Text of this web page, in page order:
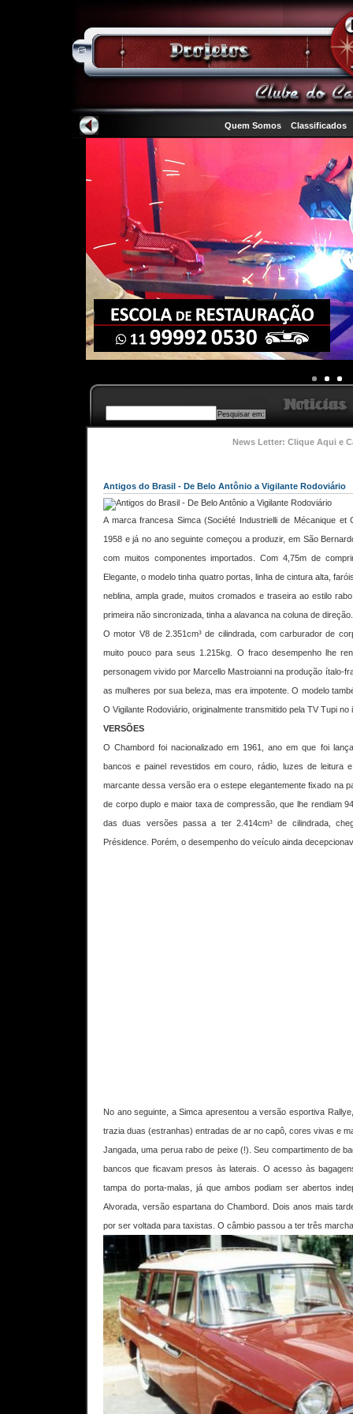
Quem Somos Classificados
News Letter: Clique Aqui e
Antigos do Brasil - De Belo Antônio a Vigilante Rodoviário
A marca francesa Simca (Société Industrielli de Mécanique et
1958 e já no ano seguinte começou a produzir, em São
com muitos componentes importados. Com 4,75m de
Elegante, o modelo tinha quatro portas, linha de cintura alta,
neblina, ampla grade, muitos cromados e traseira ao estilo
primeira não sincronizada, tinha a alavanca na coluna de direção.
O motor V8 de 2.351cm³ de cilindrada, com carburador de
muito pouco para seus 1.215kg. O fraco desempenho lhe
personagem vivido por Marcello Mastroianni na produção ítalo-
as mulheres por sua beleza, mas era impotente. O modelo
O Vigilante Rodoviário, originalmente transmitido pela TV Tupi
VERSÕES
O Chambord foi nacionalizado em 1961, ano em que foi
bancos e painel revestidos em couro, rádio, luzes de leitura
marcante dessa versão era o estepe elegantemente fixado na
de corpo duplo e maior taxa de compressão, que lhe rendiam
das duas versões passa a ter 2.414cm³ de cilindrada,
Présidence. Porém, o desempenho do veículo ainda
No ano seguinte, a Simca apresentou a versão esportiva
trazia duas (estranhas) entradas de ar no capô, cores vivas e
Jangada, uma perua rabo de peixe (!). Seu compartimento de
bancos que ficavam presos às laterais. O acesso às
tampa do porta-malas, já que ambos podiam ser abertos
Alvorada, versão espartana do Chambord. Dois anos mais
por ser voltada para taxistas. O câmbio passou a ter três